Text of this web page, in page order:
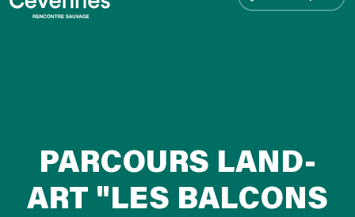
PARCOURS LAND-
ART "LES BALCONS